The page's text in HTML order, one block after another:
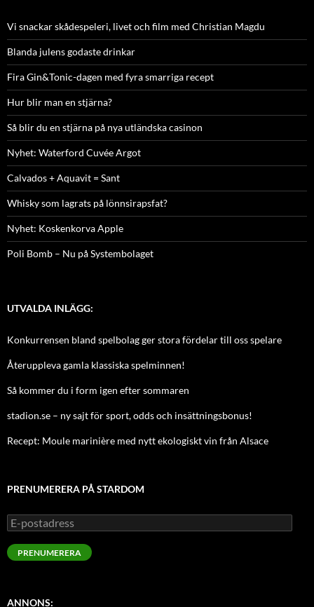
Vi snackar skådespeleri, livet och film med Christian Magdu
Blanda julens godaste drinkar
Fira Gin&Tonic-dagen med fyra smarriga recept
Hur blir man en stjärna?
Så blir du en stjärna på nya utländska casinon
Nyhet: Waterford Cuvée Argot
Calvados + Aquavit = Sant
Whisky som lagrats på lönnsirapsfat?
Nyhet: Koskenkorva Apple
Poli Bomb – Nu på Systembolaget
UTVALDA INLÄGG:
Konkurrensen bland spelbolag ger stora fördelar till oss spelare
Återuppleva gamla klassiska spelminnen!
Så kommer du i form igen efter sommaren
stadion.se – ny sajt för sport, odds och insättningsbonus!
Recept: Moule marinière med nytt ekologiskt vin från Alsace
PRENUMERERA PÅ STARDOM
E-
postadress
PRENUMERERA
ANNONS: